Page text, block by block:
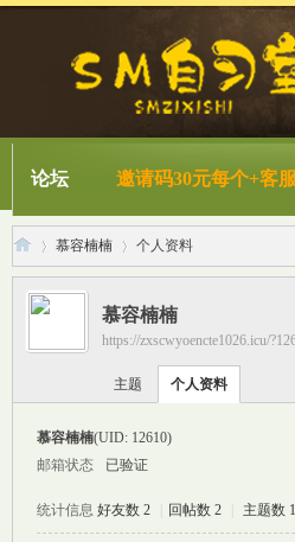
论坛 邀请码30元每个+客
›
慕容楠楠
›
个人资料
慕容楠楠
https://zxscwyoencte1026.icu/
主题 个人资料
慕容楠楠(UID: 12610)
邮箱状态
已验证
统计信息 好友数 2 回帖数 2 主题数